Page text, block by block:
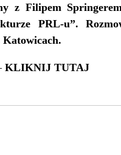
z Filipem
PRL-u”.
Katowicach.
KLIKNIJ TUTAJ